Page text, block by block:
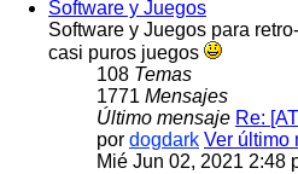
Software y Juegos
Software y Juegos para
casi puros juegos
108 Temas
1771 Mensajes
Último mensaje Re:
por dogdark Ver último
Mié Jun 02, 2021 2:48